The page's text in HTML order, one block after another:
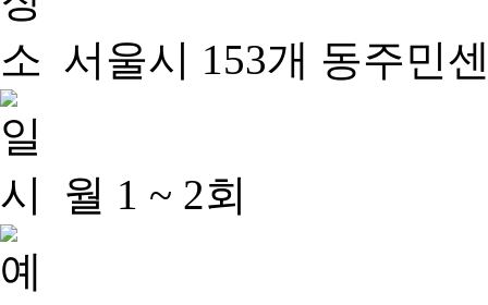
서울시 153개 동주민
월 1 ~ 2회